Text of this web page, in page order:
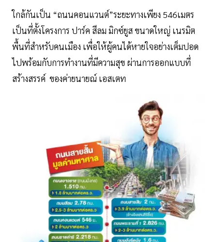
ใกล้กันเป็น “ถนนคอนแวนต์”ระยะทางเพียง 546เมตร
เป็นที่ตั้งโครงการ ปาร์ค สีลม มิกซ์ยูส ขนาดใหญ่ เนรมิต
พื้นที่สำหรับคนเมือง เพื่อให้ผู้คนได้หายใจอย่างเต็มปอด
ไปพร้อมกับการทำงานที่มีความสุข ผ่านการออกแบบที่
สร้างสรรค์ ของค่ายนายณ์ เอสเตท